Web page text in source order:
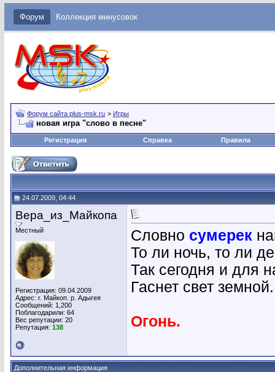
Форум Коллекция минусовок
Форум сайта plus-msk.ru > Игры
новая игра "слово в песне"
Регистрация Справка Правила
24.07.2009, 04:44
Вера_из_Майкопа
Местный
Регистрация: 09.04.2009
Адрес: г. Майкоп. р. Адыгея
Сообщений: 1,200
Поблагодарили: 64
Вес репутации: 20
Репутация: 138
Словно сумерек
То ли ночь, то ли
Так сегодня и для
Гаснет свет земной.
Огонь.
Дополнительная информация